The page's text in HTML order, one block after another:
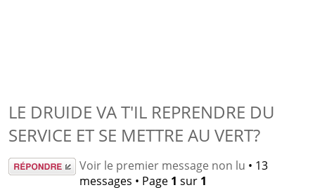
LE DRUIDE VA T'IL REPRENDRE DU
SERVICE ET SE METTRE AU VERT?
Répondre Voir le premier message non lu • 13
messages • Page 1 sur 1